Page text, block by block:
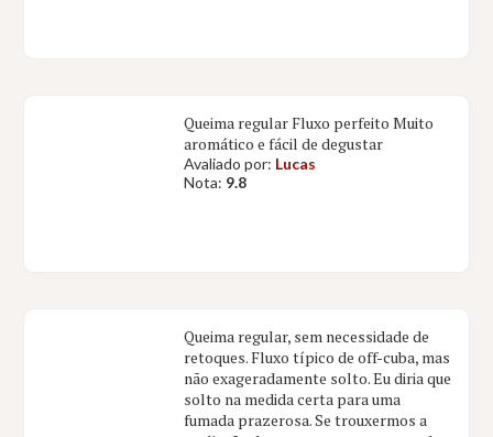
Queima regular Fluxo perfeito Muito
aromático e fácil de degustar
Avaliado por: Lucas
Nota: 9.8
Queima regular, sem necessidade de
retoques. Fluxo típico de off-cuba, mas
não exageradamente solto. Eu diria que
solto na medida certa para uma
fumada prazerosa. Se trouxermos a